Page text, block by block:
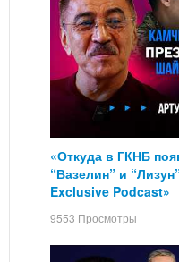
«Откуда в ГКНБ
“Вазелин” и
Exclusive Podcast»
9553 Просмотры